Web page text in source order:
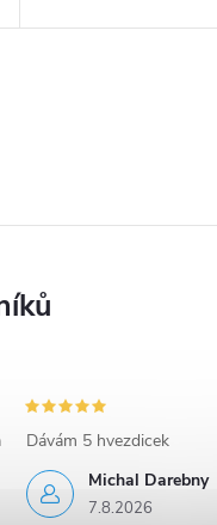
Michal Darebny
7.8.2026
Dávám 5 hvezdicek